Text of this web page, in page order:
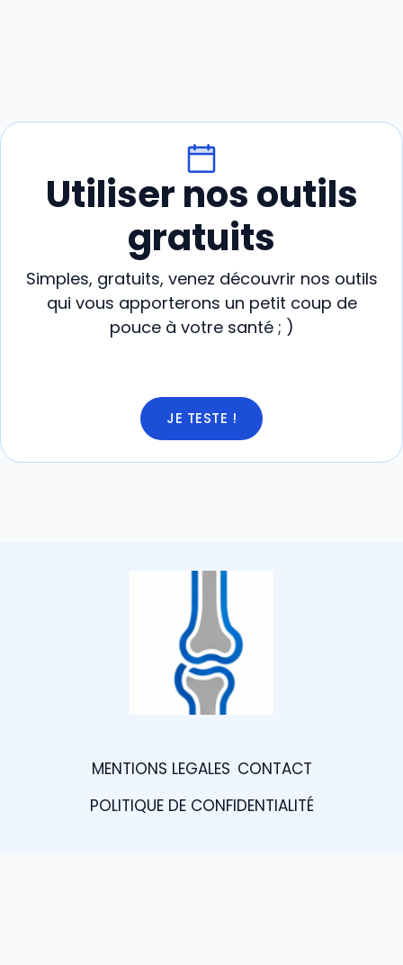
Utiliser nos outils
gratuits
Simples, gratuits, venez découvrir nos outils
qui vous apporterons un petit coup de
pouce à votre santé ; )
JE TESTE !
MENTIONS LEGALES CONTACT
POLITIQUE DE CONFIDENTIALITÉ